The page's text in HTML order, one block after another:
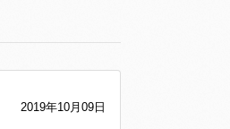
2019年10月09日